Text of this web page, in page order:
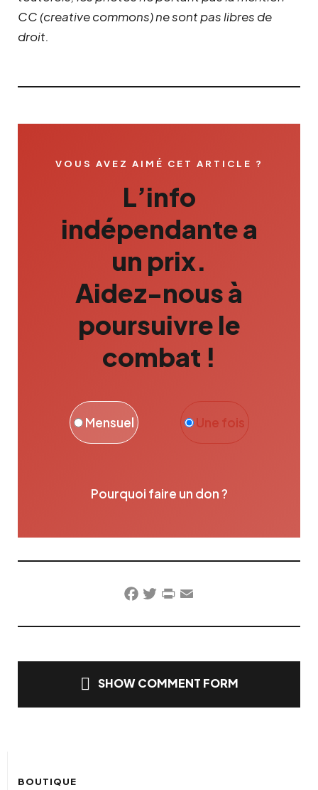
CC (creative commons) ne sont pas libres de
droit.
VOUS AVEZ AIMÉ CET ARTICLE ?
L’info
indépendante a
un prix.
Aidez-nous à
poursuivre le
combat !
Une fois
Mensuel
Pourquoi faire un don ?
Facebook
TwitterPrintFriendly
Email
SHOW COMMENT FORM
BOUTIQUE